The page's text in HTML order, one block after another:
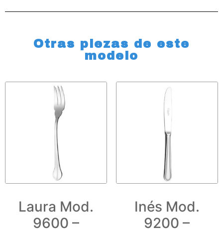
Otras piezas de este
modelo
Laura Mod.
9600 –
Inés Mod.
9200 –